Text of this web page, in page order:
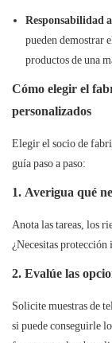
Responsabilidad
pueden demostrar
productos de una
Cómo elegir el
personalizados
Elegir el socio de
guía paso a paso:
1. Averigua qué
Anota las tareas, los
¿Necesitas protección
2. Evalúe las
Solicite muestras de
si puede conseguirle